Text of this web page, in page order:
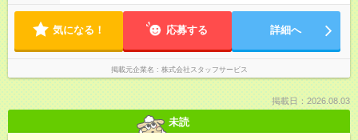
気になる！ 応募する 詳細へ
掲載元企業名 株式会社スタッフサービス
掲載日：2026.08.03
未読